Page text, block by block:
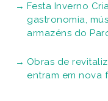
Festa Inverno
gastronomia,
armazéns do
Obras de
entram em nova